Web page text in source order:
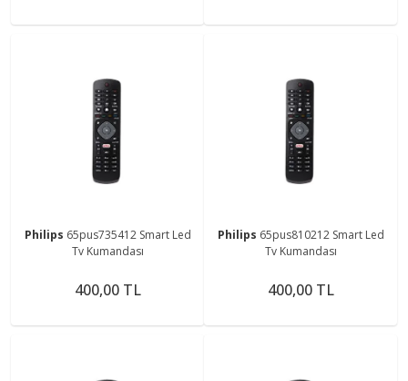
Philips 65pus735412 Smart Led
Tv Kumandası
400,00 TL
Philips 65pus810212 Smart Led
Tv Kumandası
400,00 TL